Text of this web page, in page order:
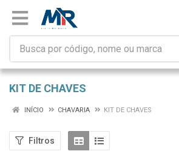
KIT DE CHAVES
INÍCIO CHAVARIA KIT DE CHAVES
Filtros